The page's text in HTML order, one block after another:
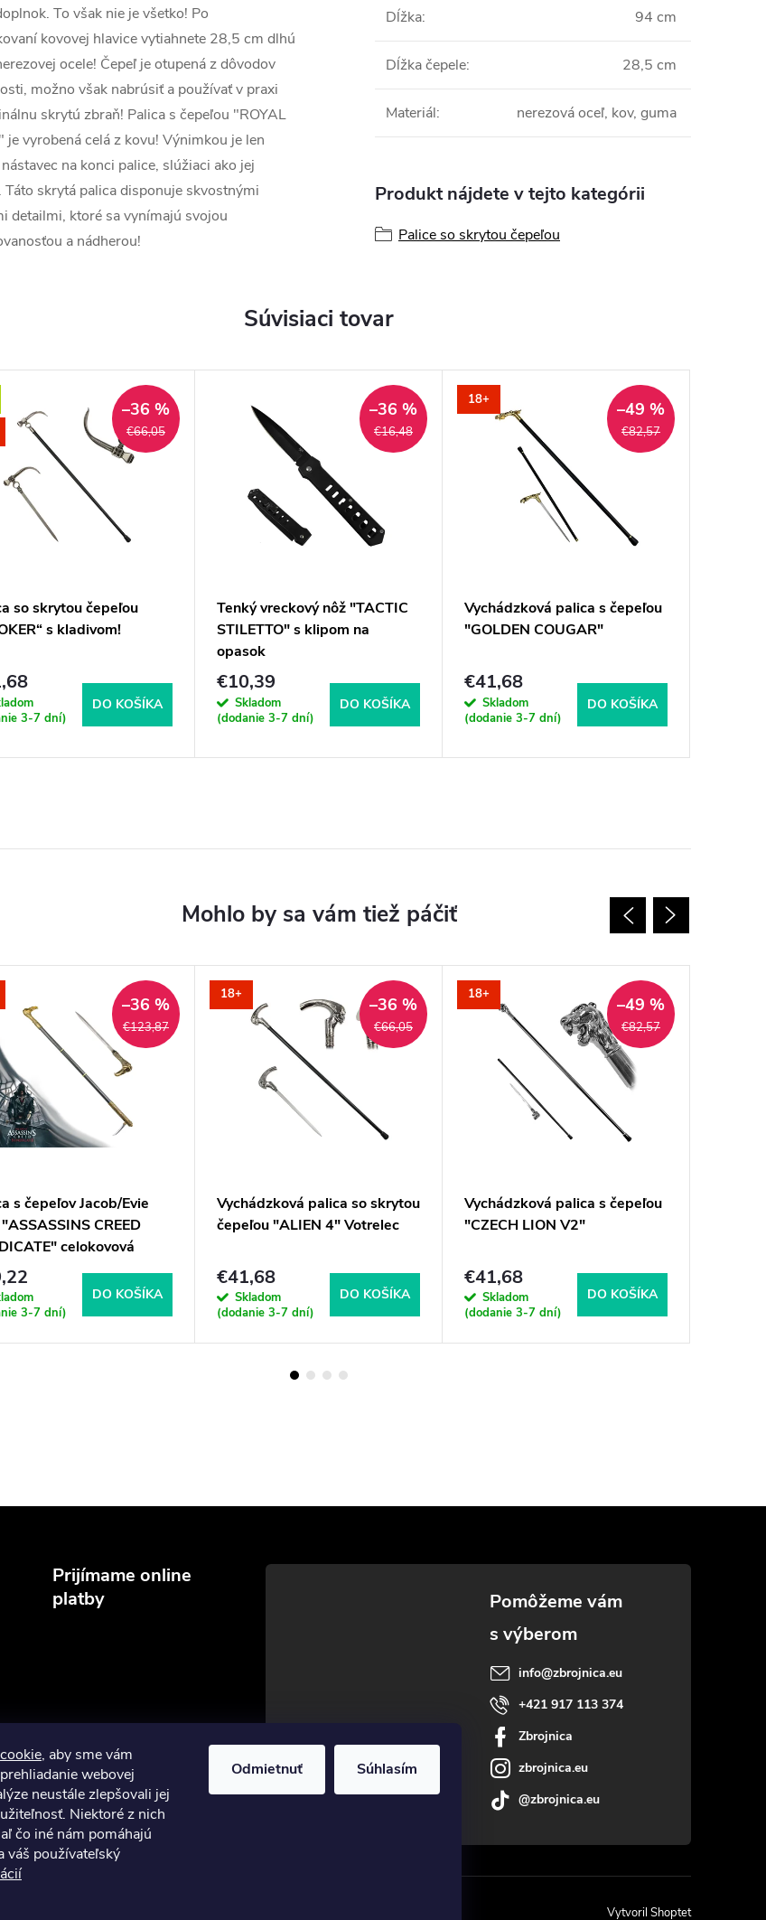
cookie, aby sme vám
webovej
neustále zlepšovali jej
Niektoré z nich
čo iné nám pomáhajú
váš používateľský
Odmietnuť Súhlasím
To však nie je všetko! Po
kovovej hlavice vytiahnete 28,5 cm dlhú
ocele! Čepeľ je otupená z dôvodov
možno však nabrúsiť a používať v praxi
skrytú zbraň! Palica s čepeľou "ROYAL
je vyrobená celá z kovu! Výnimkou je len
na konci palice, slúžiaci ako jej
Táto skrytá palica disponuje skvostnými
detailmi, ktoré sa vynímajú svojou
a nádherou!
Dĺžka: 94 cm
Dĺžka čepele: 28,5 cm
Materiál: nerezová oceľ, kov, guma
Produkt nájdete v tejto kategórii
Palice so skrytou čepeľou
Súvisiaci tovar
€66,05
–36 %
so skrytou čepeľou
s kladivom!
3-7 dní)
DO KOŠÍKA
€16,48
–36 %
Tenký vreckový nôž "TACTIC
STILETTO" s klipom na
opasok
€10,39
Skladom
(dodanie 3-7 dní)
DO KOŠÍKA
18+
€82,57
–49 %
Vychádzková palica s čepeľou
"GOLDEN COUGAR"
€41,68
Skladom
(dodanie 3-7 dní)
DO KOŠÍKA
€123,87
–36 %
s čepeľov Jacob/Evie
CREED
celokovová
3-7 dní)
DO KOŠÍKA
18+
€66,05
–36 %
Vychádzková palica so skrytou
čepeľou "ALIEN 4" Votrelec
€41,68
Skladom
(dodanie 3-7 dní)
DO KOŠÍKA
18+
€82,57
–49 %
Vychádzková palica s čepeľou
"CZECH LION V2"
€41,68
Skladom
(dodanie 3-7 dní)
DO KOŠÍKA
Prijímame online
platby
info@zbrojnica.eu
+421 917 113 374
Zbrojnica
zbrojnica.eu
@zbrojnica.eu
Vytvoril Shoptet